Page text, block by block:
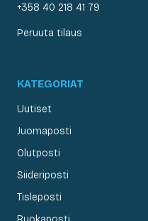
+358 40 218 41 79
Peruuta tilaus
KATEGORIAT
Uutiset
Juomaposti
Olutposti
Siideriposti
Tisleposti